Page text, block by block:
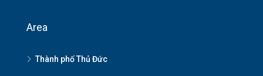
Area
Thành phố Thủ Đức